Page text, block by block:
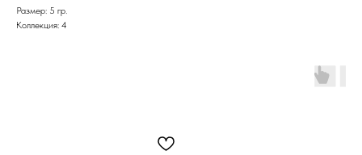
Размер: 5 гр.
Коллекция: 4